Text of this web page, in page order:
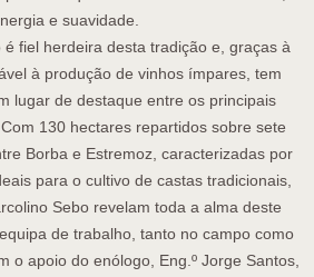
e suavidade.
é fiel herdeira desta tradição e, graças à
à produção de vinhos ímpares, tem
lugar de destaque entre os principais
130 hectares repartidos sobre sete
Borba e Estremoz, caracterizadas por
para o cultivo de castas tradicionais,
Sebo revelam toda a alma deste
de trabalho, tanto no campo como
o apoio do enólogo, Eng.º Jorge Santos,